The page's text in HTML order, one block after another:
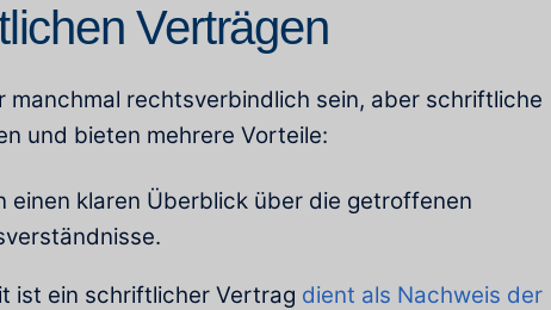
Verträgen
manchmal rechtsverbindlich sein, aber schriftliche
und bieten mehrere Vorteile:
einen klaren Überblick über die getroffenen
ist ein schriftlicher Vertrag dient als Nachweis der